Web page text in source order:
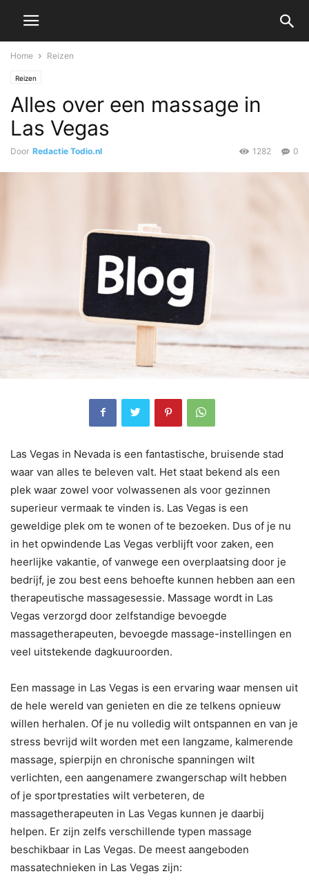
Home Reizen
Reizen
Alles over een massage in
Las Vegas
Door Redactie Todio.nl 0
1282
Las Vegas in Nevada is een fantastische, bruisende stad
waar van alles te beleven valt. Het staat bekend als een
plek waar zowel voor volwassenen als voor gezinnen
superieur vermaak te vinden is. Las Vegas is een
geweldige plek om te wonen of te bezoeken. Dus of je nu
in het opwindende Las Vegas verblijft voor zaken, een
heerlijke vakantie, of vanwege een overplaatsing door je
bedrijf, je zou best eens behoefte kunnen hebben aan een
therapeutische massagesessie. Massage wordt in Las
Vegas verzorgd door zelfstandige bevoegde
massagetherapeuten, bevoegde massage-instellingen en
veel uitstekende dagkuuroorden.
Een massage in Las Vegas is een ervaring waar mensen uit
de hele wereld van genieten en die ze telkens opnieuw
willen herhalen. Of je nu volledig wilt ontspannen en van je
stress bevrijd wilt worden met een langzame, kalmerende
massage, spierpijn en chronische spanningen wilt
verlichten, een aangenamere zwangerschap wilt hebben
of je sportprestaties wilt verbeteren, de
massagetherapeuten in Las Vegas kunnen je daarbij
helpen. Er zijn zelfs verschillende typen massage
beschikbaar in Las Vegas. De meest aangeboden
massatechnieken in Las Vegas zijn: